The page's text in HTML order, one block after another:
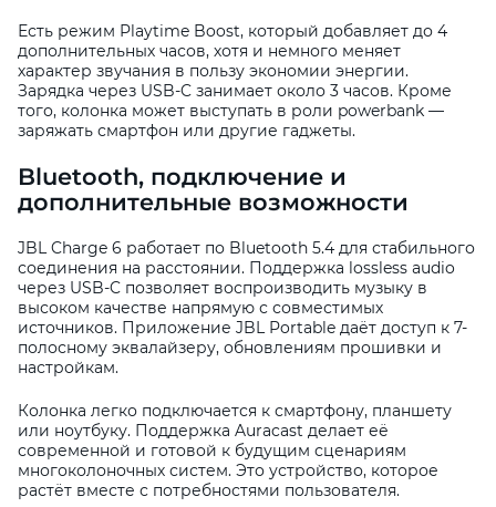
Есть режим Playtime Boost, который добавляет до 4
дополнительных часов, хотя и немного меняет
характер звучания в пользу экономии энергии.
Зарядка через USB-C занимает около 3 часов. Кроме
того, колонка может выступать в роли powerbank —
заряжать смартфон или другие гаджеты.
Bluetooth, подключение и
дополнительные возможности
JBL Charge 6 работает по Bluetooth 5.4 для стабильного
соединения на расстоянии. Поддержка lossless audio
через USB-C позволяет воспроизводить музыку в
высоком качестве напрямую с совместимых
источников. Приложение JBL Portable даёт доступ к 7-
полосному эквалайзеру, обновлениям прошивки и
настройкам.
Колонка легко подключается к смартфону, планшету
или ноутбуку. Поддержка Auracast делает её
современной и готовой к будущим сценариям
многоколоночных систем. Это устройство, которое
растёт вместе с потребностями пользователя.